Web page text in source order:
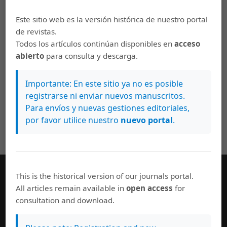
Mauricio G. Oviedo Salazar,
La supervivencia de
una alegoría: América como independiente,
comerciante y civilizada
ESCENA. Revista de las
artes: Vol. 75 Núm. 1 (2015)
Enviar un artículo
Este sitio web es la versión histórica de nuestro portal
de revistas.
Todos los artículos continúan disponibles enacceso
abierto para consulta y descarga.
Importante: En este sitio ya no es posible
registrarse ni enviar nuevos manuscritos.
Para envíos y nuevas gestiones editoriales,
por favor utilice nuestro nuevo portal.
This is the historical version of our journals portal.
All articles remain available inopen access for
consultation and download.